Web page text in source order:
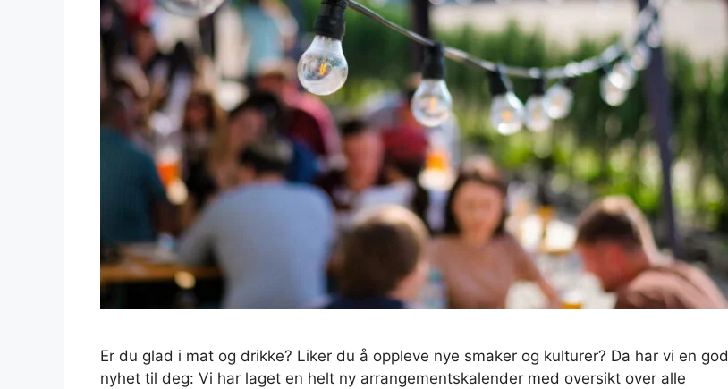
Er du glad i mat og drikke? Liker du å oppleve nye smaker og kulturer? Da har vi en god
nyhet til deg: Vi har laget en helt ny arrangementskalender med oversikt over alle